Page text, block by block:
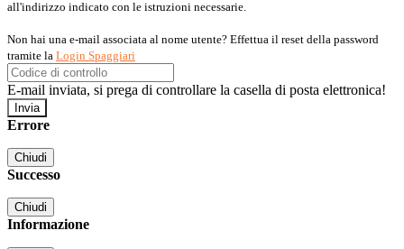
all'indirizzo indicato con le istruzioni necessarie.
Non hai una e-mail associata al nome utente? Effettua il reset della password
tramite la Login Spaggiari
E-mail inviata, si prega di controllare la casella di posta elettronica!
Errore
Chiudi
Successo
Chiudi
Informazione